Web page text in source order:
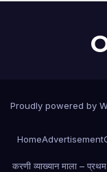
Proudly powered by
HomeAdvertisement
करणी व्याख्यान माला –